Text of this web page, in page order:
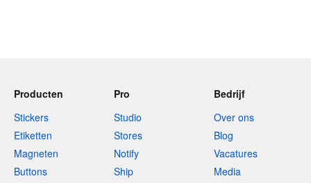
Producten
Stickers
Etiketten
Magneten
Buttons
Pro
Studio
Stores
Notify
Ship
Bedrijf
Over ons
Blog
Vacatures
Media